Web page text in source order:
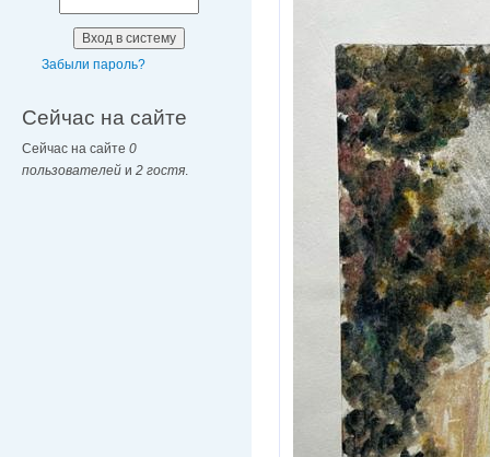
Забыли пароль?
Сейчас на сайте
Сейчас на сайте 0
пользователей и 2 гостя